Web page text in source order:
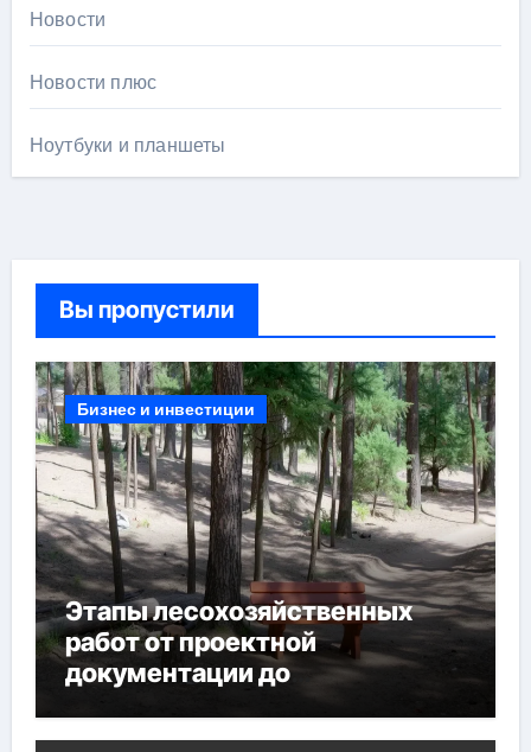
Новости
Новости плюс
Ноутбуки и планшеты
Вы пропустили
Бизнес и инвестиции
Этапы лесохозяйственных
работ от проектной
документации до
мероприятий и обустройства